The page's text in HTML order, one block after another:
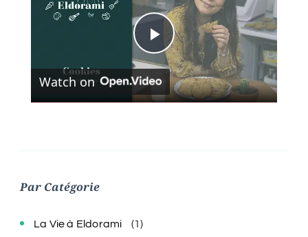
Play
Video
Watch on
Par Catégorie
La Vie à Eldorami (1)